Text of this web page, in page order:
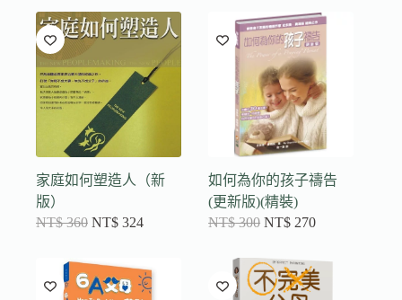
家庭如何塑造人（新
版）
NT$360 NT$ 324
如何為你的孩子禱告
(更新版)(精裝)
NT$300 NT$ 270